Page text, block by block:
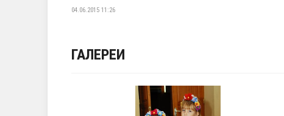
04.06.2015 11:26
ГАЛЕРЕИ